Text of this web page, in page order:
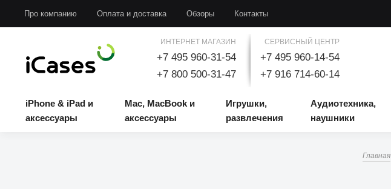
Про компанию Оплата и доставка Обзоры Контакты
ИНТЕРНЕТ МАГАЗИН
+7 495 960-31-54
+7 800 500-31-47
СЕРВИСНЫЙ ЦЕНТР
+7 495 960-14-54
+7 916 714-60-14
iPhone & iPad и
аксессуары
Mac, MacBook и
аксессуары
Игрушки,
развлечения
Аудиотехника,
наушники
Главная